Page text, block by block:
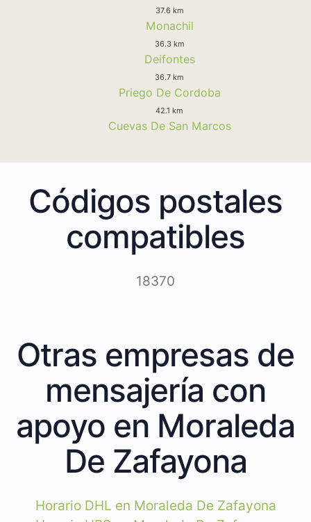
37.6 km
Monachil
36.3 km
Deifontes
36.7 km
Priego De Cordoba
42.1 km
Cuevas De San Marcos
Códigos postales
compatibles
18370
Otras empresas de
mensajería con
apoyo en Moraleda
De Zafayona
Horario DHL en Moraleda De Zafayona